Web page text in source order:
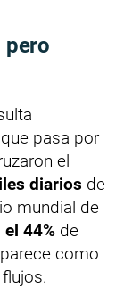
pero
pasa por
el
diarios de
mundial de
44% de
como